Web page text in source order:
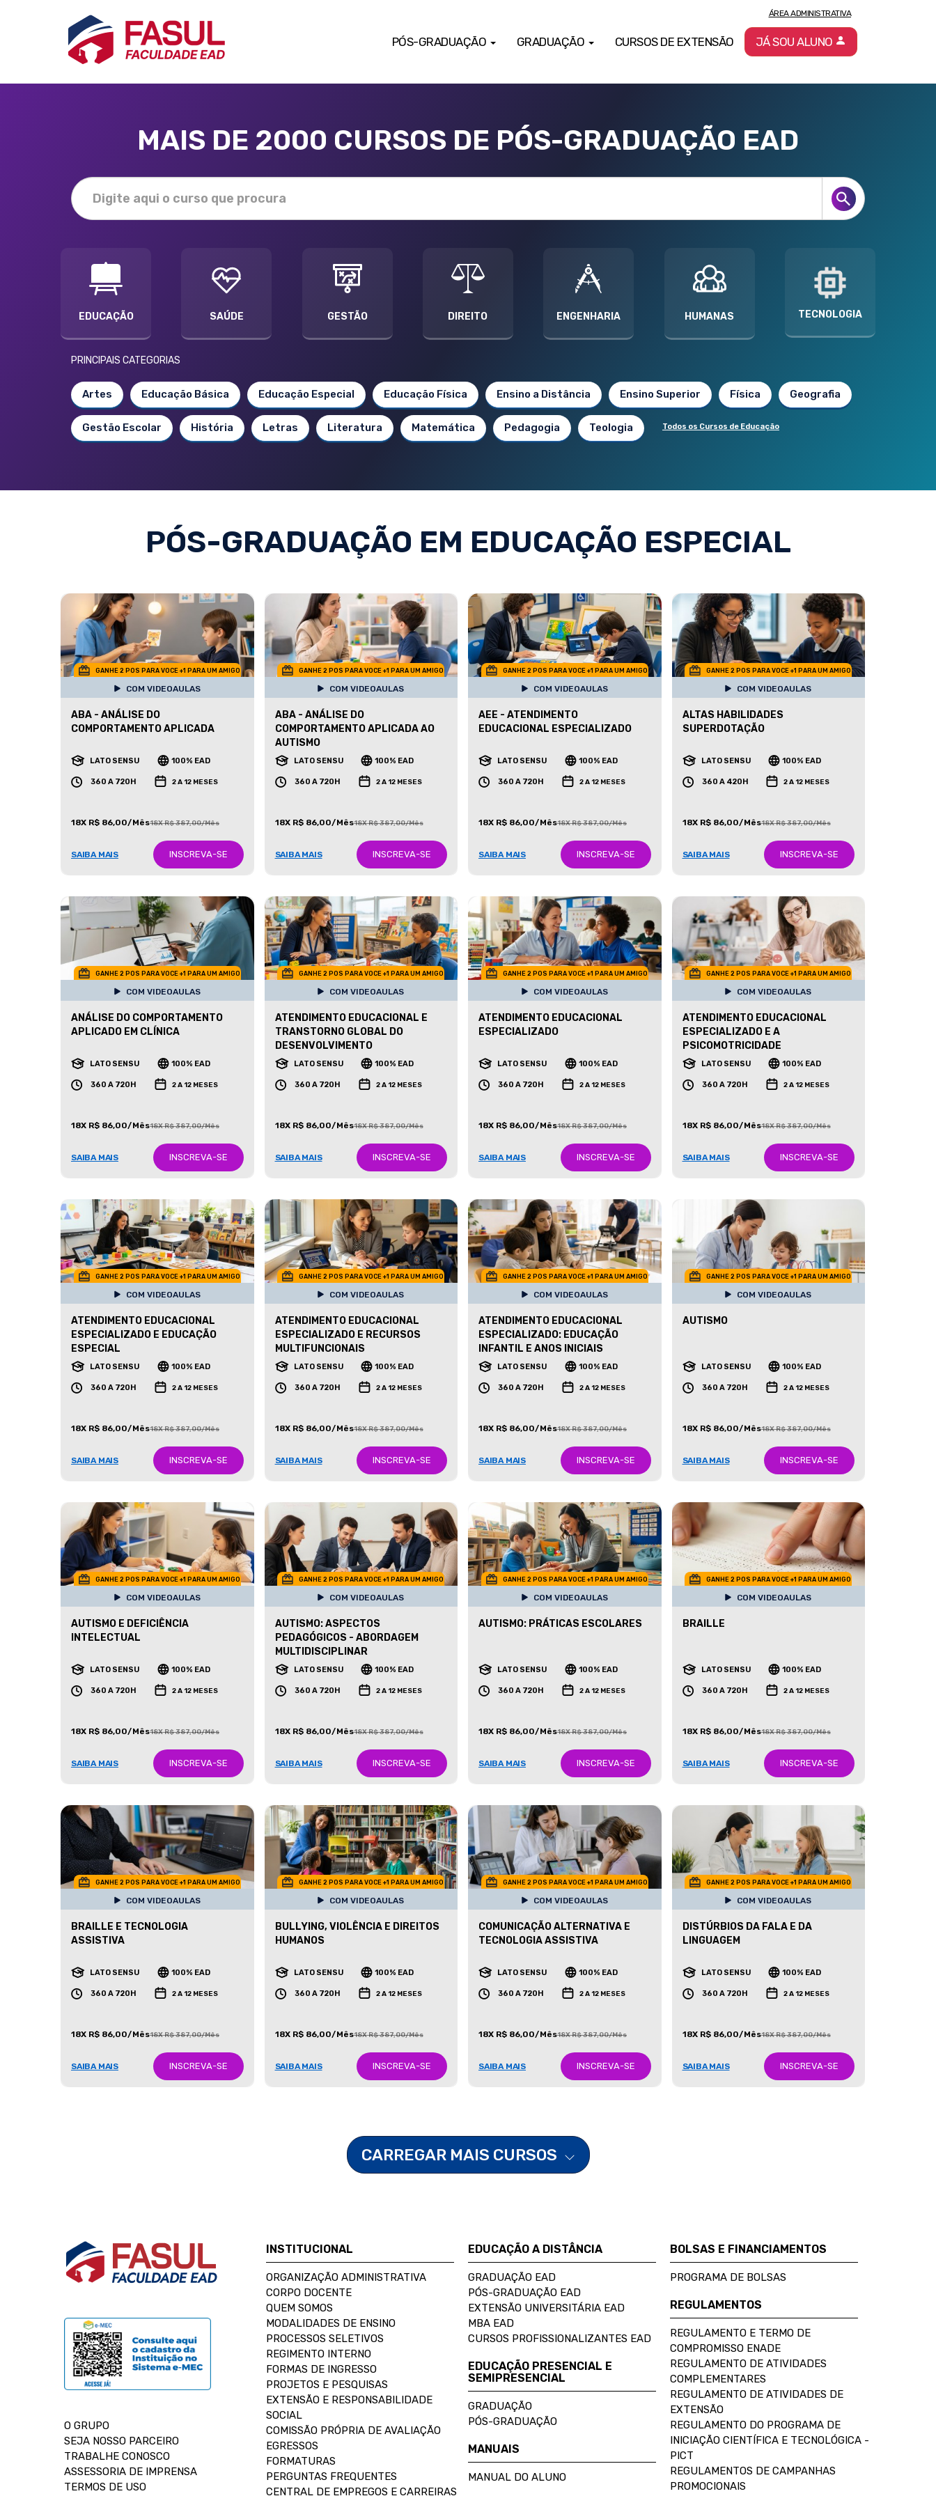
PÓS-GRADUAÇÃO GRADUAÇÃO CURSOS DE EXTENSÃO
ÁREA ADMINISTRATIVA
JÁ SOU ALUNO
MAIS DE 2000 CURSOS DE PÓS-GRADUAÇÃO EAD
EDUCAÇÃO SAÚDE GESTÃO DIREITO ENGENHARIA HUMANAS TECNOLOGIA
PRINCIPAIS CATEGORIAS
Artes Educação Básica Educação Especial Educação Física Ensino a Distância Ensino Superior Física Geografia
Gestão Escolar História Letras Literatura Matemática Pedagogia Teologia Todos os Cursos de Educação
PÓS-GRADUAÇÃO EM EDUCAÇÃO ESPECIAL
GANHE 2 POS PARA VOCE +1 PARA UM AMIGO
COM VIDEOAULAS
ABA - ANÁLISE DO
COMPORTAMENTO APLICADA
LATO SENSU 100% EAD
360 A 720H 2 A 12 MESES
18X R$ 86,00/Mês18X R$ 387,00/Mês
SAIBA MAIS INSCREVA-SE
GANHE 2 POS PARA VOCE +1 PARA UM AMIGO
COM VIDEOAULAS
ABA - ANÁLISE DO
COMPORTAMENTO APLICADA AO
AUTISMO
LATO SENSU 100% EAD
360 A 720H 2 A 12 MESES
18X R$ 86,00/Mês18X R$ 387,00/Mês
SAIBA MAIS INSCREVA-SE
GANHE 2 POS PARA VOCE +1 PARA UM AMIGO
COM VIDEOAULAS
AEE - ATENDIMENTO
EDUCACIONAL ESPECIALIZADO
LATO SENSU 100% EAD
360 A 720H 2 A 12 MESES
18X R$ 86,00/Mês18X R$ 387,00/Mês
SAIBA MAIS INSCREVA-SE
GANHE 2 POS PARA VOCE +1 PARA UM AMIGO
COM VIDEOAULAS
ALTAS HABILIDADES
SUPERDOTAÇÃO
LATO SENSU 100% EAD
360 A 420H 2 A 12 MESES
18X R$ 86,00/Mês18X R$ 387,00/Mês
SAIBA MAIS INSCREVA-SE
GANHE 2 POS PARA VOCE +1 PARA UM AMIGO
COM VIDEOAULAS
ANÁLISE DO COMPORTAMENTO
APLICADO EM CLÍNICA
LATO SENSU 100% EAD
360 A 720H 2 A 12 MESES
18X R$ 86,00/Mês18X R$ 387,00/Mês
SAIBA MAIS INSCREVA-SE
GANHE 2 POS PARA VOCE +1 PARA UM AMIGO
COM VIDEOAULAS
ATENDIMENTO EDUCACIONAL E
TRANSTORNO GLOBAL DO
DESENVOLVIMENTO
LATO SENSU 100% EAD
360 A 720H 2 A 12 MESES
18X R$ 86,00/Mês18X R$ 387,00/Mês
SAIBA MAIS INSCREVA-SE
GANHE 2 POS PARA VOCE +1 PARA UM AMIGO
COM VIDEOAULAS
ATENDIMENTO EDUCACIONAL
ESPECIALIZADO
LATO SENSU 100% EAD
360 A 720H 2 A 12 MESES
18X R$ 86,00/Mês18X R$ 387,00/Mês
SAIBA MAIS INSCREVA-SE
GANHE 2 POS PARA VOCE +1 PARA UM AMIGO
COM VIDEOAULAS
ATENDIMENTO EDUCACIONAL
ESPECIALIZADO E A
PSICOMOTRICIDADE
LATO SENSU 100% EAD
360 A 720H 2 A 12 MESES
18X R$ 86,00/Mês18X R$ 387,00/Mês
SAIBA MAIS INSCREVA-SE
GANHE 2 POS PARA VOCE +1 PARA UM AMIGO
COM VIDEOAULAS
ATENDIMENTO EDUCACIONAL
ESPECIALIZADO E EDUCAÇÃO
ESPECIAL
LATO SENSU 100% EAD
360 A 720H 2 A 12 MESES
18X R$ 86,00/Mês18X R$ 387,00/Mês
SAIBA MAIS INSCREVA-SE
GANHE 2 POS PARA VOCE +1 PARA UM AMIGO
COM VIDEOAULAS
ATENDIMENTO EDUCACIONAL
ESPECIALIZADO E RECURSOS
MULTIFUNCIONAIS
LATO SENSU 100% EAD
360 A 720H 2 A 12 MESES
18X R$ 86,00/Mês18X R$ 387,00/Mês
SAIBA MAIS INSCREVA-SE
GANHE 2 POS PARA VOCE +1 PARA UM AMIGO
COM VIDEOAULAS
ATENDIMENTO EDUCACIONAL
ESPECIALIZADO: EDUCAÇÃO
INFANTIL E ANOS INICIAIS
LATO SENSU 100% EAD
360 A 720H 2 A 12 MESES
18X R$ 86,00/Mês18X R$ 387,00/Mês
SAIBA MAIS INSCREVA-SE
GANHE 2 POS PARA VOCE +1 PARA UM AMIGO
COM VIDEOAULAS
AUTISMO
LATO SENSU 100% EAD
360 A 720H 2 A 12 MESES
18X R$ 86,00/Mês18X R$ 387,00/Mês
SAIBA MAIS INSCREVA-SE
GANHE 2 POS PARA VOCE +1 PARA UM AMIGO
COM VIDEOAULAS
AUTISMO E DEFICIÊNCIA
INTELECTUAL
LATO SENSU 100% EAD
360 A 720H 2 A 12 MESES
18X R$ 86,00/Mês18X R$ 387,00/Mês
SAIBA MAIS INSCREVA-SE
GANHE 2 POS PARA VOCE +1 PARA UM AMIGO
COM VIDEOAULAS
AUTISMO: ASPECTOS
PEDAGÓGICOS - ABORDAGEM
MULTIDISCIPLINAR
LATO SENSU 100% EAD
360 A 720H 2 A 12 MESES
18X R$ 86,00/Mês18X R$ 387,00/Mês
SAIBA MAIS INSCREVA-SE
GANHE 2 POS PARA VOCE +1 PARA UM AMIGO
COM VIDEOAULAS
AUTISMO: PRÁTICAS ESCOLARES
LATO SENSU 100% EAD
360 A 720H 2 A 12 MESES
18X R$ 86,00/Mês18X R$ 387,00/Mês
SAIBA MAIS INSCREVA-SE
GANHE 2 POS PARA VOCE +1 PARA UM AMIGO
COM VIDEOAULAS
BRAILLE
LATO SENSU 100% EAD
360 A 720H 2 A 12 MESES
18X R$ 86,00/Mês18X R$ 387,00/Mês
SAIBA MAIS INSCREVA-SE
GANHE 2 POS PARA VOCE +1 PARA UM AMIGO
COM VIDEOAULAS
BRAILLE E TECNOLOGIA
ASSISTIVA
LATO SENSU 100% EAD
360 A 720H 2 A 12 MESES
18X R$ 86,00/Mês18X R$ 387,00/Mês
SAIBA MAIS INSCREVA-SE
GANHE 2 POS PARA VOCE +1 PARA UM AMIGO
COM VIDEOAULAS
BULLYING, VIOLÊNCIA E DIREITOS
HUMANOS
LATO SENSU 100% EAD
360 A 720H 2 A 12 MESES
18X R$ 86,00/Mês18X R$ 387,00/Mês
SAIBA MAIS INSCREVA-SE
GANHE 2 POS PARA VOCE +1 PARA UM AMIGO
COM VIDEOAULAS
COMUNICAÇÃO ALTERNATIVA E
TECNOLOGIA ASSISTIVA
LATO SENSU 100% EAD
360 A 720H 2 A 12 MESES
18X R$ 86,00/Mês18X R$ 387,00/Mês
SAIBA MAIS INSCREVA-SE
GANHE 2 POS PARA VOCE +1 PARA UM AMIGO
COM VIDEOAULAS
DISTÚRBIOS DA FALA E DA
LINGUAGEM
LATO SENSU 100% EAD
360 A 720H 2 A 12 MESES
18X R$ 86,00/Mês18X R$ 387,00/Mês
SAIBA MAIS INSCREVA-SE
CARREGAR MAIS CURSOS
O GRUPO
SEJA NOSSO PARCEIRO
TRABALHE CONOSCO
ASSESSORIA DE IMPRENSA
TERMOS DE USO
INSTITUCIONAL
ORGANIZAÇÃO ADMINISTRATIVA
CORPO DOCENTE
QUEM SOMOS
MODALIDADES DE ENSINO
PROCESSOS SELETIVOS
REGIMENTO INTERNO
FORMAS DE INGRESSO
PROJETOS E PESQUISAS
EXTENSÃO E RESPONSABILIDADE
SOCIAL
COMISSÃO PRÓPRIA DE AVALIAÇÃO
EGRESSOS
FORMATURAS
PERGUNTAS FREQUENTES
CENTRAL DE EMPREGOS E CARREIRAS
EDUCAÇÃO A DISTÂNCIA
GRADUAÇÃO EAD
PÓS-GRADUAÇÃO EAD
EXTENSÃO UNIVERSITÁRIA EAD
MBA EAD
CURSOS PROFISSIONALIZANTES EAD
EDUCAÇÃO PRESENCIAL E
SEMIPRESENCIAL
GRADUAÇÃO
PÓS-GRADUAÇÃO
MANUAIS
MANUAL DO ALUNO
BOLSAS E FINANCIAMENTOS
PROGRAMA DE BOLSAS
REGULAMENTOS
REGULAMENTO E TERMO DE
COMPROMISSO ENADE
REGULAMENTO DE ATIVIDADES
COMPLEMENTARES
REGULAMENTO DE ATIVIDADES DE
EXTENSÃO
REGULAMENTO DO PROGRAMA DE
INICIAÇÃO CIENTÍFICA E TECNOLÓGICA -
PICT
REGULAMENTOS DE CAMPANHAS
PROMOCIONAIS